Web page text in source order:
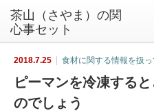
茶山（さやま）の関
心事セット
2018.7.25 食材に関する情報を扱
ピーマンを冷凍する
のでしょう